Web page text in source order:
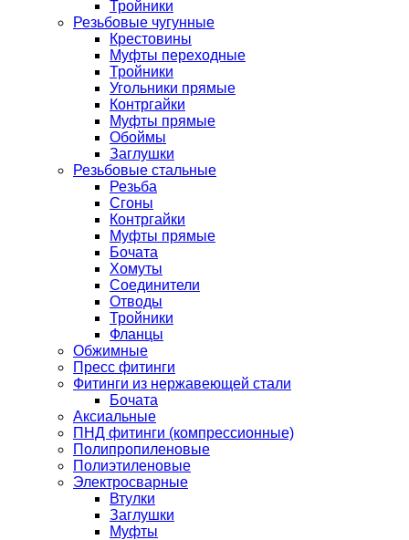
Тройники
Резьбовые чугунные
Крестовины
Муфты переходные
Тройники
Угольники прямые
Контргайки
Муфты прямые
Обоймы
Заглушки
Резьбовые стальные
Резьба
Сгоны
Контргайки
Муфты прямые
Бочата
Хомуты
Соединители
Отводы
Тройники
Фланцы
Обжимные
Пресс фитинги
Фитинги из нержавеющей стали
Бочата
Аксиальные
ПНД фитинги (компрессионные)
Полипропиленовые
Полиэтиленовые
Электросварные
Втулки
Заглушки
Муфты